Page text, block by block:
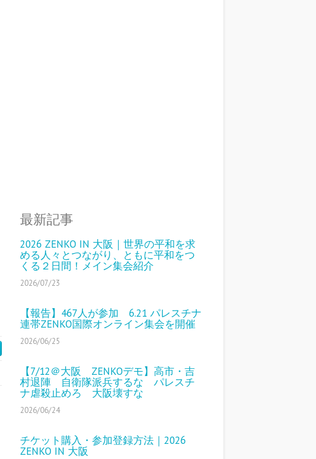
最新記事
2026 ZENKO IN 大阪｜世界の平和を求
める人々とつながり、ともに平和をつ
くる２日間！メイン集会紹介
2026/07/23
【報告】467人が参加 6.21 パレスチナ
連帯ZENKO国際オンライン集会を開催
2026/06/25
【7/12＠大阪 ZENKOデモ】高市・吉
村退陣 自衛隊派兵するな パレスチ
ナ虐殺止めろ 大阪壊すな
2026/06/24
チケット購入・参加登録方法｜2026
ZENKO IN 大阪